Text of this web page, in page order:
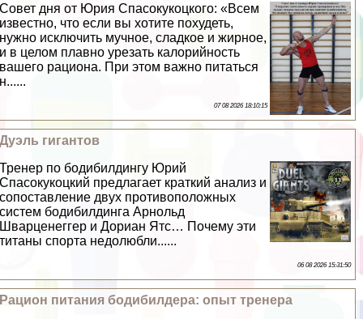
Совет дня от Юрия Спасокукоцкого: «Всем
известно, что если вы хотите похудеть,
нужно исключить мучное, сладкое и жирное,
и в целом плавно урезать калорийность
вашего рациона. При этом важно питаться
н......
07 08 2026 18:10:15
Дуэль гигантов
Тренер по бодибилдингу Юрий
Спасокукоцкий предлагает краткий анализ и
сопоставление двух противоположных
систем бодибилдинга Арнольд
Шварценеггер и Дориан Ятс… Почему эти
титаны спорта недолюбли......
06 08 2026 15:31:50
Рацион питания бодибилдера: опыт тренера